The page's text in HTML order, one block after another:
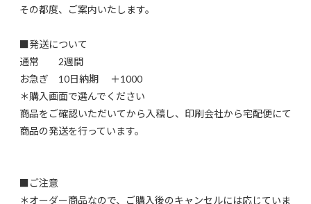
その都度、ご案内いたします。
■発送について
通常 2週間
お急ぎ 10日納期 ＋1000
＊購入画面で選んでください
商品をご確認いただいてから入稿し、印刷会社から宅配便にて
商品の発送を行っています。
■ご注意
＊オーダー商品なので、ご購入後のキャンセルには応じていま